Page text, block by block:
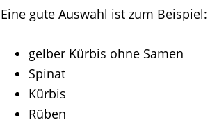
Eine gute Auswahl ist zum Beispiel:
gelber Kürbis ohne Samen
Spinat
Kürbis
Rüben